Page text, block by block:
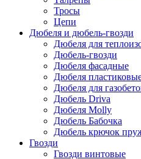
Тросы
Цепи
Дюбеля и дюбель-гвозди
Дюбеля для
Дюбель-гвозди
Дюбеля фасадные
Дюбеля
Дюбеля для
Дюбель Driva
Дюбеля Molly
Дюбель Бабочка
Дюбель крючок
Гвозди
Гвозди винтовые